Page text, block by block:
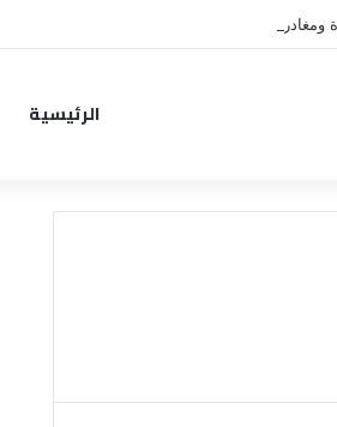
ومغادرة خاصة لبرامج الاستشفاء والتأهيل
الرئيسية